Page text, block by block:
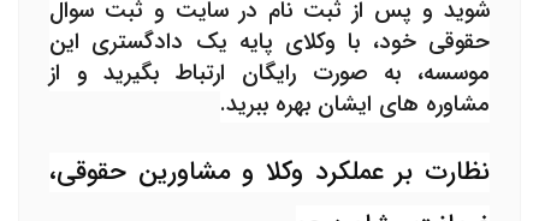
شوید و پس از ثبت نام در سایت و ثبت سوال
حقوقی خود، با وکلای پایه یک دادگستری این
موسسه، به صورت رایگان ارتباط بگیرید و از
مشاوره های ایشان بهره ببرید.
نظارت بر عملکرد وکلا و مشاورین حقوقی،